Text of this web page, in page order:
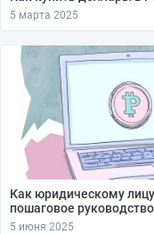
5 марта 2025
Как юридическому
пошаговое
5 июня 2025